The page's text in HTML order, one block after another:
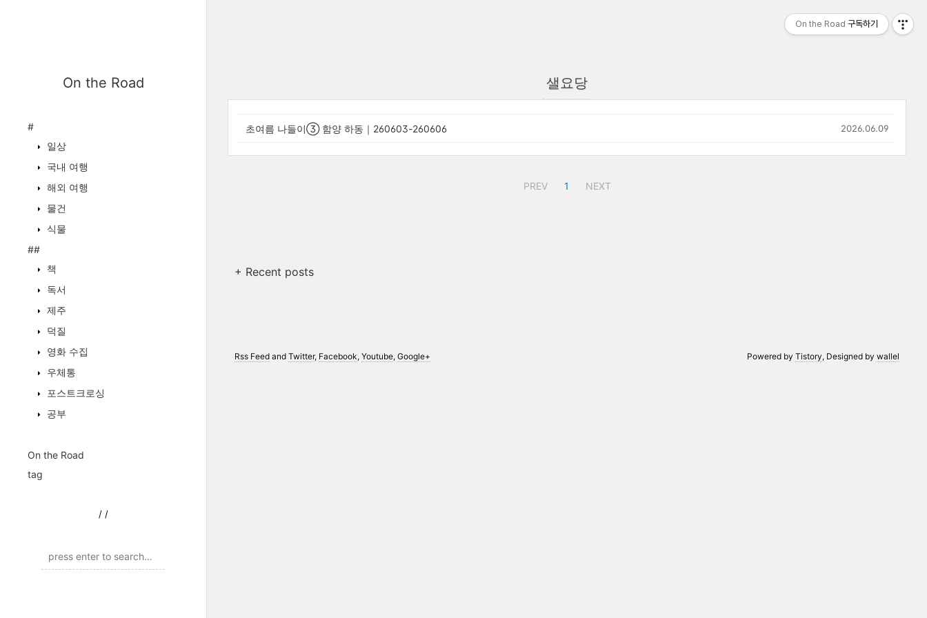
On the Road
#
일상
국내 여행
해외 여행
물건
식물
##
책
독서
제주
덕질
영화 수집
우체통
포스트크로싱
공부
On the Road
tag
/ /
샐요당
초여름 나들이③ 함양 하동｜260603-260606 2026.06.09
PREV 1 NEXT
+ Recent posts
Powered byTistory, Designed bywallel
Rss Feedand Twitter, Facebook, Youtube, Google+
On the Road 구독하기